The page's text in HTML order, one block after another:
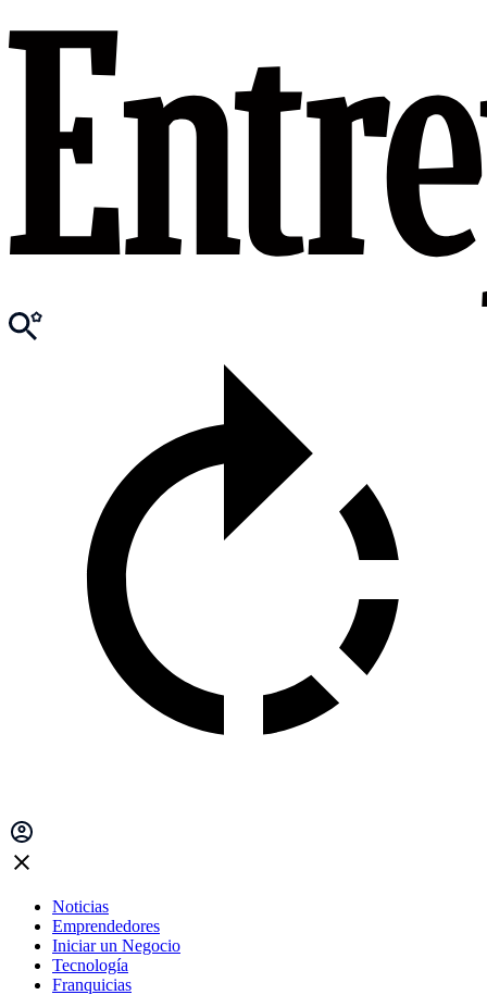
Noticias
Emprendedores
Iniciar un Negocio
Tecnología
Franquicias